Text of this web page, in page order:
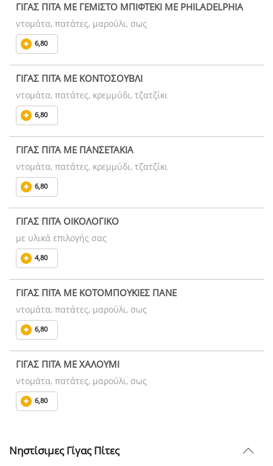
ΓΙΓΑΣ ΠΙΤΑ ΜΕ ΓΕΜΙΣΤΟ ΜΠΙΦΤΕΚΙ ΜΕ PHILADELPHIA
ντομάτα, πατάτες, μαρούλι, σως
6,80
ΓΙΓΑΣ ΠΙΤΑ ΜΕ ΚΟΝΤΟΣΟΥΒΛΙ
ντομάτα, πατάτες, κρεμμύδι, τζατζίκι
6,80
ΓΙΓΑΣ ΠΙΤΑ ΜΕ ΠΑΝΣΕΤΑΚΙΑ
ντομάτα, πατάτες, κρεμμύδι, τζατζίκι
6,80
ΓΙΓΑΣ ΠΙΤΑ ΟΙΚΟΛΟΓΙΚΟ
με υλικά επιλογής σας
4,80
ΓΙΓΑΣ ΠΙΤΑ ΜΕ ΚΟΤΟΜΠΟΥΚΙΕΣ ΠΑΝΕ
ντομάτα, πατάτες, μαρούλι, σως
6,80
ΓΙΓΑΣ ΠΙΤΑ ΜΕ ΧΑΛΟΥΜΙ
ντομάτα, πατάτες, μαρούλι, σως
6,80
Νηστίσιμες Γίγας Πίτες